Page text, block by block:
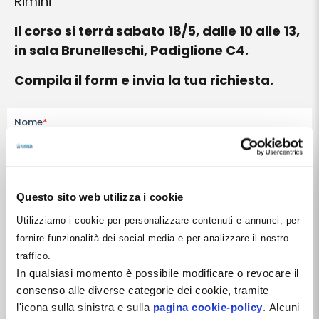
Questo sito web utilizza i cookie
Utilizziamo i cookie per personalizzare contenuti e annunci, per
fornire funzionalità dei social media e per analizzare il nostro
traffico.
In qualsiasi momento è possibile modificare o revocare il
consenso alle diverse categorie dei cookie, tramite
l'icona sulla sinistra e sulla pagina cookie-policy . Alcuni
Il corso si terrà sabato 18/5, dalle 10 alle 13,
in sala Brunelleschi, Padiglione C4.
Compila il form e invia la tua richiesta.
Nome*
E-mail *
Numero di telefono*